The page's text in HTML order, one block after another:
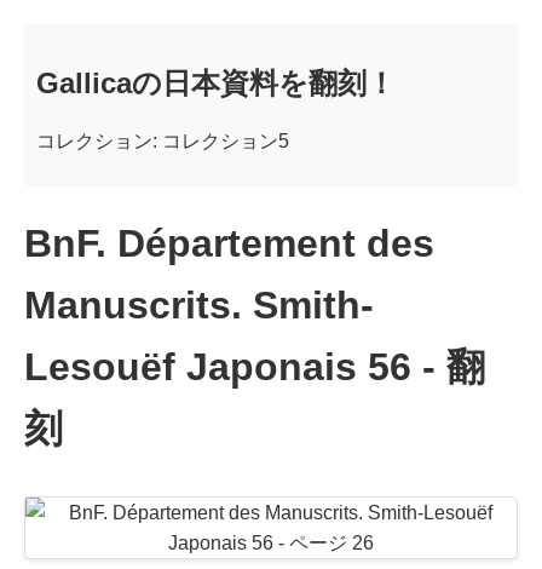
Gallicaの日本資料を翻刻！
コレクション: コレクション5
BnF. Département des
Manuscrits. Smith-
Lesouëf Japonais 56 - 翻
刻